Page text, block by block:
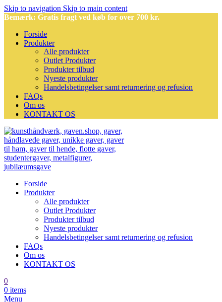
Skip to navigation Skip to main content
Bemærk: Gratis fragt ved køb for over 700 kr.
Forside
Produkter
Alle produkter
Outlet Produkter
Produkter tilbud
Nyeste produkter
Handelsbetingelser samt returnering og refusion
FAQs
Om os
KONTAKT OS
Forside
Produkter
Alle produkter
Outlet Produkter
Produkter tilbud
Nyeste produkter
Handelsbetingelser samt returnering og refusion
FAQs
Om os
KONTAKT OS
0
0 items
Menu